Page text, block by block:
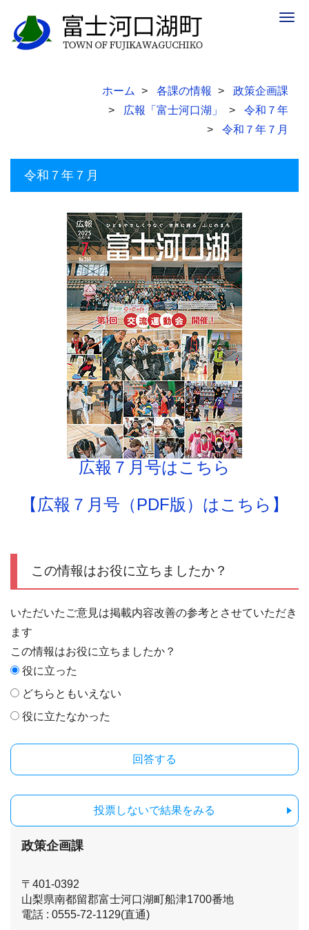
ホーム 各課の情報
政策企画課
広報「富士河口湖」
令和７年
令和７年７月
令和７年７月
広報７月号はこちら
【広報７月号（PDF版）はこちら】
この情報はお役に立ちましたか？
いただいたご意見は掲載内容改善の参考とさせていただき
ます
この情報はお役に立ちましたか？
役に立った
どちらともいえない
役に立たなかった
投票しないで結果をみる
政策企画課
〒401-0392
山梨県南都留郡富士河口湖町船津1700番地
電話 : 0555-72-1129(直通)